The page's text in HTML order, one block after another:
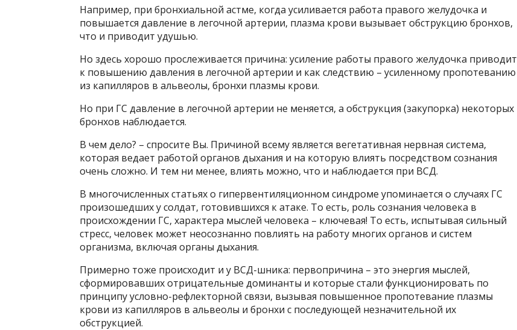
Например, при бронхиальной астме, когда усиливается работа правого желудочка и
повышается давление в легочной артерии, плазма крови вызывает обструкцию бронхов,
что и приводит удушью.
Но здесь хорошо прослеживается причина: усиление работы правого желудочка приводит
к повышению давления в легочной артерии и как следствию – усиленному пропотеванию
из капилляров в альвеолы, бронхи плазмы крови.
Но при ГС давление в легочной артерии не меняется, а обструкция (закупорка) некоторых
бронхов наблюдается.
В чем дело? – спросите Вы. Причиной всему является вегетативная нервная система,
которая ведает работой органов дыхания и на которую влиять посредством сознания
очень сложно. И тем ни менее, влиять можно, что и наблюдается при ВСД.
В многочисленных статьях о гипервентиляционном синдроме упоминается о случаях ГС
произошедших у солдат, готовившихся к атаке. То есть, роль сознания человека в
происхождении ГС, характера мыслей человека – ключевая! То есть, испытывая сильный
стресс, человек может неосознанно повлиять на работу многих органов и систем
организма, включая органы дыхания.
Примерно тоже происходит и у ВСД-шника: первопричина – это энергия мыслей,
сформировавших отрицательные доминанты и которые стали функционировать по
принципу условно-рефлекторной связи, вызывая повышенное пропотевание плазмы
крови из капилляров в альвеолы и бронхи с последующей незначительной их
обструкцией.